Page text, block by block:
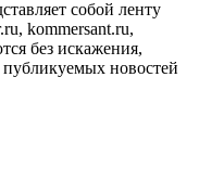
собой ленту
kommersant.ru,
без искажения,
публикуемых новостей